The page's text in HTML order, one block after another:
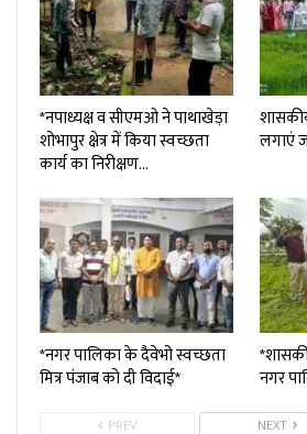
*नपाध्यक्ष व सीएमओ ने पाथाखेड़ा
शोभापुर क्षेत्र में किया स्वच्छता
कार्य का निरीक्षण…
लगाएं
*नगर पालिका के दैवेभो स्वच्छता
मित्र पंजाब को दी विदाई*
नगर
PREV
NEXT